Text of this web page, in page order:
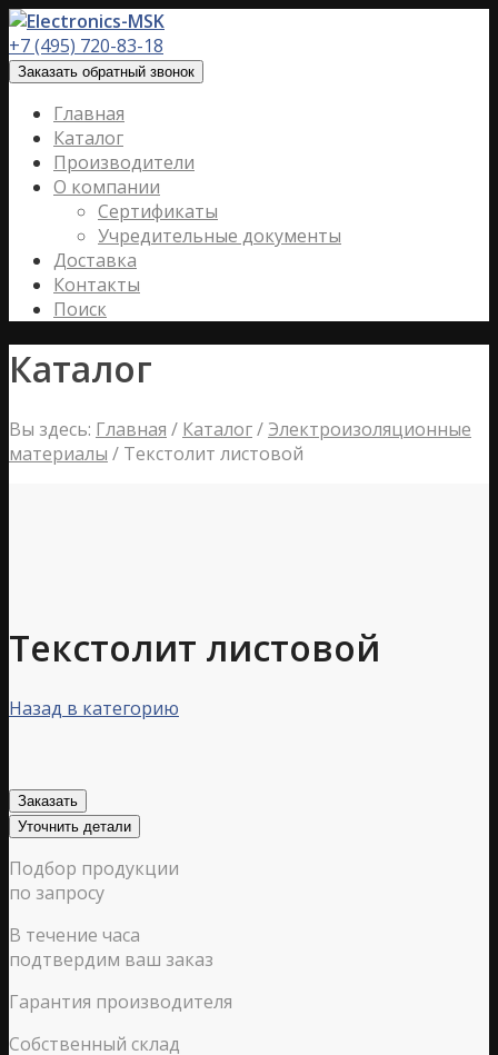
+7 (495) 720-83-18
Заказать обратный звонок
Главная
Каталог
Производители
О компании
Сертификаты
Учредительные документы
Доставка
Контакты
Поиск
Каталог
Вы здесь: Главная / Каталог/ Электроизоляционные
материалы / Текстолит листовой
Текстолит листовой
Назад в категорию
Заказать
Уточнить детали
Подбор продукции
по запросу
В течение часа
подтвердим ваш заказ
Гарантия производителя
Собственный склад